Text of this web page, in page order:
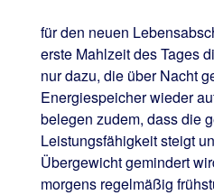
für den neuen
erste Mahlzeit des Tages
nur dazu, die über Nacht
Energiespeicher wieder
belegen zudem, dass die
Leistungsfähigkeit steigt
Übergewicht gemindert
morgens regelmäßig